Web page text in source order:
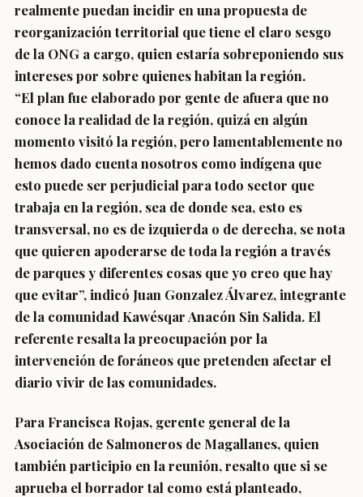
realmente puedan incidir en una propuesta de
reorganización territorial que tiene el claro sesgo
de la ONG a cargo, quien estaría sobreponiendo sus
intereses por sobre quienes habitan la región.
“El plan fue elaborado por gente de afuera que no
conoce la realidad de la región, quizá en algún
momento visitó la región, pero lamentablemente no
hemos dado cuenta nosotros como indígena que
esto puede ser perjudicial para todo sector que
trabaja en la región, sea de donde sea, esto es
transversal, no es de izquierda o de derecha, se nota
que quieren apoderarse de toda la región a través
de parques y diferentes cosas que yo creo que hay
que evitar”, indicó Juan Gonzalez Álvarez, integrante
de la comunidad Kawésqar Anacón Sin Salida. El
referente resalta la preocupación por la
intervención de foráneos que pretenden afectar el
diario vivir de las comunidades.
Para Francisca Rojas, gerente general de la
Asociación de Salmoneros de Magallanes, quien
también participio en la reunión, resalto que si se
aprueba el borrador tal como está planteado,